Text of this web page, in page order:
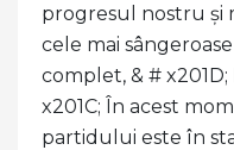
progresul nostru și
cele mai
complet, & # x201D;
x201C; În acest
partidului este în